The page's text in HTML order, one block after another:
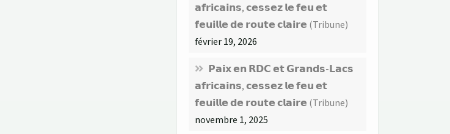
𝗮𝗳𝗿𝗶𝗰𝗮𝗶𝗻𝘀, 𝗰𝗲𝘀𝘀𝗲𝘇 𝗹𝗲 𝗳𝗲𝘂 𝗲𝘁
𝗳𝗲𝘂𝗶𝗹𝗹𝗲 𝗱𝗲 𝗿𝗼𝘂𝘁𝗲 𝗰𝗹𝗮𝗶𝗿𝗲 (Tribune)
février 19, 2026
𝗣𝗮𝗶𝘅 𝗲𝗻 𝗥𝗗𝗖 𝗲𝘁 𝗚𝗿𝗮𝗻𝗱𝘀-𝗟𝗮𝗰𝘀
𝗮𝗳𝗿𝗶𝗰𝗮𝗶𝗻𝘀, 𝗰𝗲𝘀𝘀𝗲𝘇 𝗹𝗲 𝗳𝗲𝘂 𝗲𝘁
𝗳𝗲𝘂𝗶𝗹𝗹𝗲 𝗱𝗲 𝗿𝗼𝘂𝘁𝗲 𝗰𝗹𝗮𝗶𝗿𝗲 (Tribune)
novembre 1, 2025